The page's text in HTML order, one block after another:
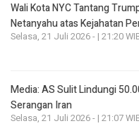
Wali Kota NYC Tantang
Netanyahu atas Kejahatan
Selasa, 21 Juli 2026 - | 21:20
Media: AS Sulit Lindungi
Serangan Iran
Selasa, 21 Juli 2026 - | 21:07